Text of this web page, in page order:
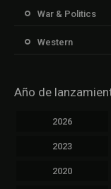
War & Politics
Western
Año de
2026
2023
2020